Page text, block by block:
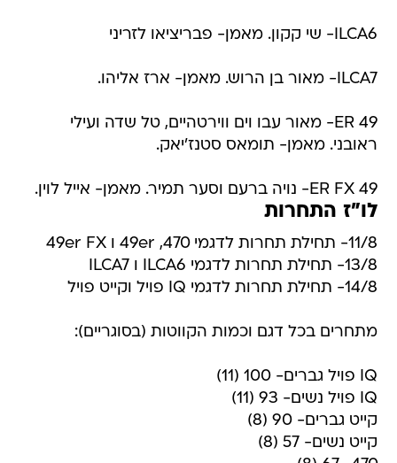
ILCA6- שי קקון. מאמן- פבריציאו לזריני
ILCA7- מאור בן הרוש. מאמן- ארז אליהו.
49 ER- מאור עבו וים ווירטהיים, טל שדה ועילי
ראובני. מאמן- תומאס סטנז'יאק.
49 ER FX- נויה ברעם וסער תמיר. מאמן- אייל לוין.
לו"ז התחרות
11/8- תחילת תחרות לדגמי 470, 49er ו 49er FX
13/8- תחילת תחרות לדגמי ILCA6 ו ILCA7
14/8- תחילת תחרות לדגמי IQ פויל וקייט פויל
מתחרים בכל דגם וכמות הקווטות (בסוגריים):
IQ פויל גברים- 100 (11)
IQ פויל נשים- 93 (11)
קייט גברים- 90 (8)
קייט נשים- 57 (8)